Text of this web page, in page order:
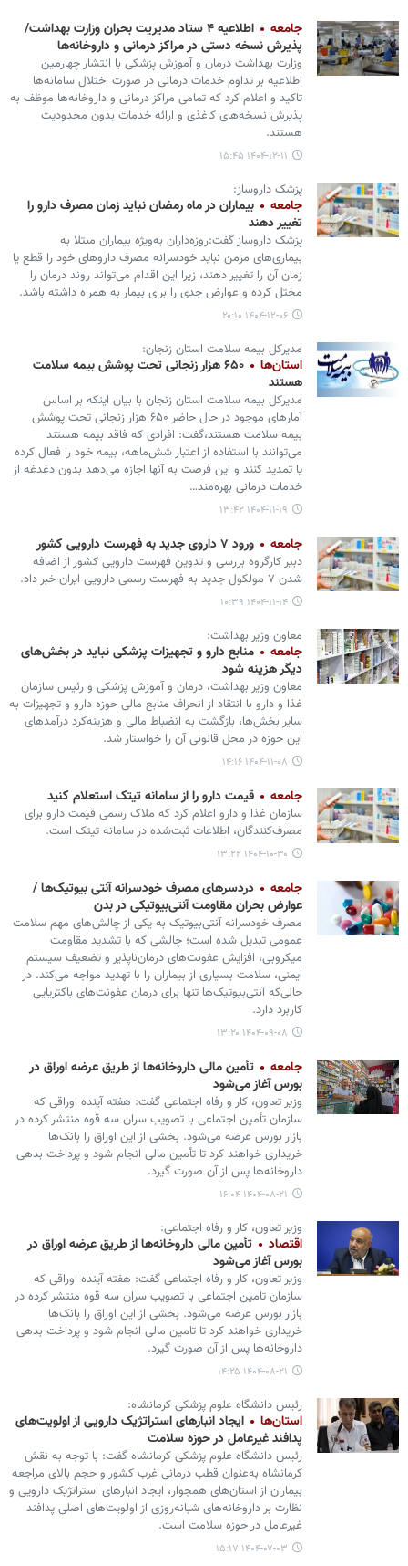
جامعه
اطلاعیه ۴ ستاد مدیریت بحران وزارت بهداشت/
پذیرش نسخه دستی در مراکز درمانی و داروخانه‌ها
وزارت بهداشت درمان و آموزش پزشکی با انتشار چهارمین
اطلاعیه بر تداوم خدمات درمانی در صورت اختلال سامانه‌ها
تاکید و اعلام کرد که تمامی مراکز درمانی و داروخانه‌ها موظف به
پذیرش نسخه‌های کاغذی و ارائه خدمات بدون محدودیت
هستند.
۱۴۰۴-۱۲-۱۱ ۱۵:۴۵
پزشک داروساز:
جامعه
بیماران در ماه رمضان نباید زمان مصرف دارو را
تغییر دهند
پزشک داروساز گفت:روزه‌داران به‌ویژه بیماران مبتلا به
بیماری‌های مزمن نباید خودسرانه مصرف داروهای خود را قطع یا
زمان آن را تغییر دهند، زیرا این اقدام می‌تواند روند درمان را
مختل کرده و عوارض جدی را برای بیمار به همراه داشته باشد.
۱۴۰۴-۱۲-۰۶ ۲۰:۱۰
مدیرکل بیمه سلامت استان زنجان:
استان‌ها
۶۵۰ هزار زنجانی تحت پوشش بیمه سلامت
هستند
مدیرکل بیمه سلامت استان زنجان با بیان اینکه بر اساس
آمارهای موجود در حال حاضر ۶۵۰ هزار زنجانی تحت پوشش
بیمه سلامت هستند،گفت: افرادی که فاقد بیمه هستند
می‌توانند با استفاده از اعتبار شش‌ماهه، بیمه خود را فعال کرده
یا تمدید کنند و این فرصت به آنها اجازه می‌دهد بدون دغدغه از
خدمات درمانی بهره‌مند…
۱۴۰۴-۱۱-۱۹ ۱۳:۴۲
جامعه ورود ۷ داروی جدید به فهرست دارویی کشور
دبیر کارگروه بررسی و تدوین فهرست دارویی کشور از اضافه
شدن ۷ مولکول جدید به فهرست رسمی دارویی ایران خبر داد.
۱۴۰۴-۱۱-۱۴ ۱۰:۳۹
معاون وزیر بهداشت:
جامعه
منابع دارو و تجهیزات پزشکی نباید در بخش‌های
دیگر هزینه شود
معاون وزیر بهداشت، درمان و آموزش پزشکی و رئیس سازمان
غذا و دارو با انتقاد از انحراف منابع مالی حوزه دارو و تجهیزات به
سایر بخش‌ها، بازگشت به انضباط مالی و هزینه‌کرد درآمدهای
این حوزه در محل قانونی آن را خواستار شد.
۱۴۰۴-۱۱-۰۸ ۱۴:۱۶
جامعه قیمت دارو را از سامانه تیتک استعلام کنید
سازمان غذا و دارو اعلام کرد که ملاک رسمی قیمت دارو برای
مصرف‌کنندگان، اطلاعات ثبت‌شده در سامانه تیتک است.
۱۴۰۴-۱۰-۳۰ ۱۳:۲۲
جامعه
دردسرهای مصرف خودسرانه آنتی بیوتیک‌ها /
عوارض بحران مقاومت آنتی‌بیوتیکی در بدن
مصرف خودسرانه آنتی‌بیوتیک به یکی از چالش‌های مهم سلامت
عمومی تبدیل شده است؛ چالشی که با تشدید مقاومت
میکروبی، افزایش عفونت‌های درمان‌ناپذیر و تضعیف سیستم
ایمنی، سلامت بسیاری از بیماران را با تهدید مواجه می‌کند. در
حالی‌که آنتی‌بیوتیک‌ها تنها برای درمان عفونت‌های باکتریایی
کاربرد دارد.
۱۴۰۴-۰۹-۰۸ ۱۳:۲۰
جامعه
تأمین مالی داروخانه‌ها از طریق عرضه اوراق در
بورس آغاز می‌شود
وزیر تعاون، کار و رفاه اجتماعی گفت: هفته آینده اوراقی که
سازمان تأمین اجتماعی با تصویب سران سه قوه منتشر کرده در
بازار بورس عرضه می‌شود. بخشی از این اوراق را بانک‌ها
خریداری خواهند کرد تا تأمین مالی انجام شود و پرداخت بدهی
داروخانه‌ها پس از آن صورت گیرد.
۱۴۰۴-۰۸-۲۱ ۱۶:۰۴
وزیر تعاون، کار و رفاه اجتماعی:
اقتصاد
تأمین مالی داروخانه‌ها از طریق عرضه اوراق در
بورس آغاز می‌شود
وزیر تعاون، کار و رفاه اجتماعی گفت: هفته آینده اوراقی که
سازمان تامین اجتماعی با تصویب سران سه قوه منتشر کرده در
بازار بورس عرضه می‌شود. بخشی از این اوراق را بانک‌ها
خریداری خواهند کرد تا تامین مالی انجام شود و پرداخت بدهی
داروخانه‌ها پس از آن صورت گیرد.
۱۴۰۴-۰۸-۲۱ ۱۴:۲۵
رئیس دانشگاه علوم پزشکی کرمانشاه:
استان‌ها
ایجاد انبارهای استراتژیک دارویی از اولویت‌های
پدافند غیرعامل در حوزه سلامت
رئیس دانشگاه علوم پزشکی کرمانشاه گفت: با توجه به نقش
کرمانشاه به‌عنوان قطب درمانی غرب کشور و حجم بالای مراجعه
بیماران از استان‌های همجوار، ایجاد انبارهای استراتژیک دارویی و
نظارت بر داروخانه‌های شبانه‌روزی از اولویت‌های اصلی پدافند
غیرعامل در حوزه سلامت است.
۱۴۰۴-۰۷-۰۳ ۱۵:۱۷